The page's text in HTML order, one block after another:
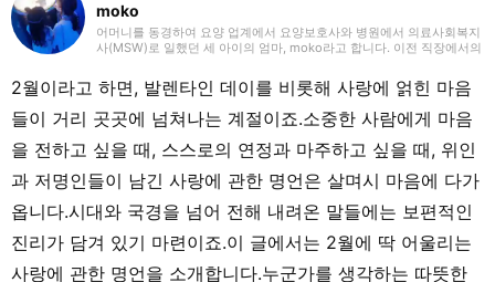
moko
어머니를 동경하여 요양 업계에서 요양보호사와 병원에서 의료사회복지
사(MSW)로 일했던 세 아이의 엄마, moko라고 합니다. 이전 직장에서의
니다.
2월이라고 하면, 발렌타인 데이를 비롯해 사랑에 얽힌 마음
들이 거리 곳곳에 넘쳐나는 계절이죠.소중한 사람에게 마음
을 전하고 싶을 때, 스스로의 연정과 마주하고 싶을 때, 위인
과 저명인들이 남긴 사랑에 관한 명언은 살며시 마음에 다가
옵니다.시대와 국경을 넘어 전해 내려온 말들에는 보편적인
진리가 담겨 있기 마련이죠.이 글에서는 2월에 딱 어울리는
사랑에 관한 명언을 소개합니다.누군가를 생각하는 따뜻한